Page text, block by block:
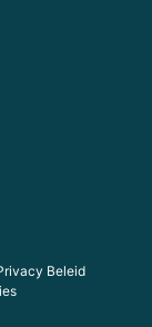
Beleid